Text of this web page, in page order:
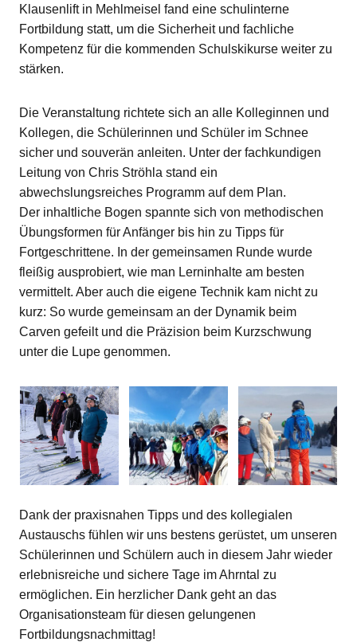
Klausenlift in Mehlmeisel fand eine schulinterne
Fortbildung statt, um die Sicherheit und fachliche
Kompetenz für die kommenden Schulskikurse weiter zu
stärken.
Die Veranstaltung richtete sich an alle Kolleginnen und
Kollegen, die Schülerinnen und Schüler im Schnee
sicher und souverän anleiten. Unter der fachkundigen
Leitung von Chris Ströhla stand ein
abwechslungsreiches Programm auf dem Plan.
Der inhaltliche Bogen spannte sich von methodischen
Übungsformen für Anfänger bis hin zu Tipps für
Fortgeschrittene. In der gemeinsamen Runde wurde
fleißig ausprobiert, wie man Lerninhalte am besten
vermittelt. Aber auch die eigene Technik kam nicht zu
kurz: So wurde gemeinsam an der Dynamik beim
Carven gefeilt und die Präzision beim Kurzschwung
unter die Lupe genommen.
Dank der praxisnahen Tipps und des kollegialen
Austauschs fühlen wir uns bestens gerüstet, um unseren
Schülerinnen und Schülern auch in diesem Jahr wieder
erlebnisreiche und sichere Tage im Ahrntal zu
ermöglichen. Ein herzlicher Dank geht an das
Organisationsteam für diesen gelungenen
Fortbildungsnachmittag!